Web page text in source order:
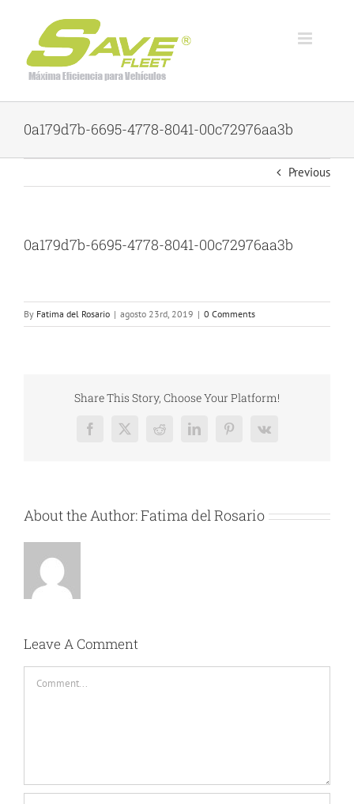
content
0a179d7b-6695-4778-8041-00c72976aa3b
Previous
0a179d7b-6695-4778-8041-00c72976aa3b
By Fatima del Rosario | agosto 23rd, 2019 | 0 Comments
Share This Story, Choose Your Platform!
Facebook
X RedditLinkedInPinterest
Vk
About the Author:Fatima del Rosario
Leave A Comment